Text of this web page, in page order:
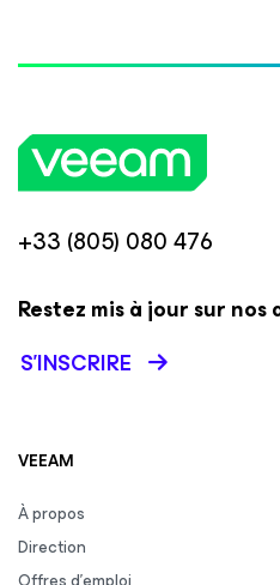
+33 (805) 080 476
Restez mis à jour sur
S’INSCRIRE
VEEAM
À propos
Direction